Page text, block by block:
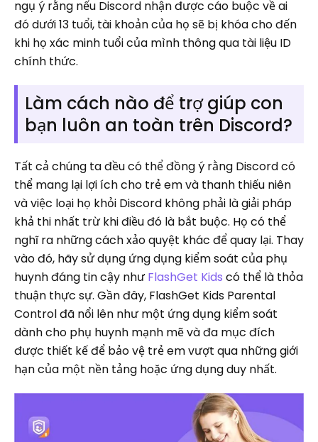
ngụ ý rằng nếu Discord nhận được cáo buộc về ai
đó dưới 13 tuổi, tài khoản của họ sẽ bị khóa cho đến
khi họ xác minh tuổi của mình thông qua tài liệu ID
chính thức.
Làm cách nào để trợ giúp con
bạn luôn an toàn trên Discord?
Tất cả chúng ta đều có thể đồng ý rằng Discord có
thể mang lại lợi ích cho trẻ em và thanh thiếu niên
và việc loại họ khỏi Discord không phải là giải pháp
khả thi nhất trừ khi điều đó là bắt buộc. Họ có thể
nghĩ ra những cách xảo quyệt khác để quay lại. Thay
vào đó, hãy sử dụng ứng dụng kiểm soát của phụ
huynh đáng tin cậy nhưFlashGet Kids có thể là thỏa
thuận thực sự. Gần đây, FlashGet Kids Parental
Control đã nổi lên như một ứng dụng kiểm soát
dành cho phụ huynh mạnh mẽ và đa mục đích
được thiết kế để bảo vệ trẻ em vượt qua những giới
hạn của một nền tảng hoặc ứng dụng duy nhất.